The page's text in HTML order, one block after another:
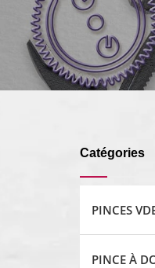
Catégories
PINCES
PINCE À